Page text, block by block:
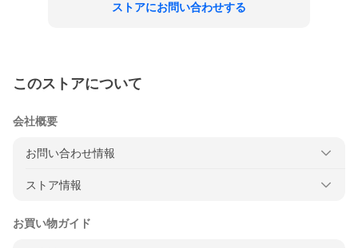
ストアにお問い合わせする
このストアについて
会社概要
お問い合わせ情報
ストア情報
お買い物ガイド